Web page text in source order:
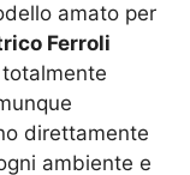
amato per
Ferroli
totalmente
direttamente
ambiente e